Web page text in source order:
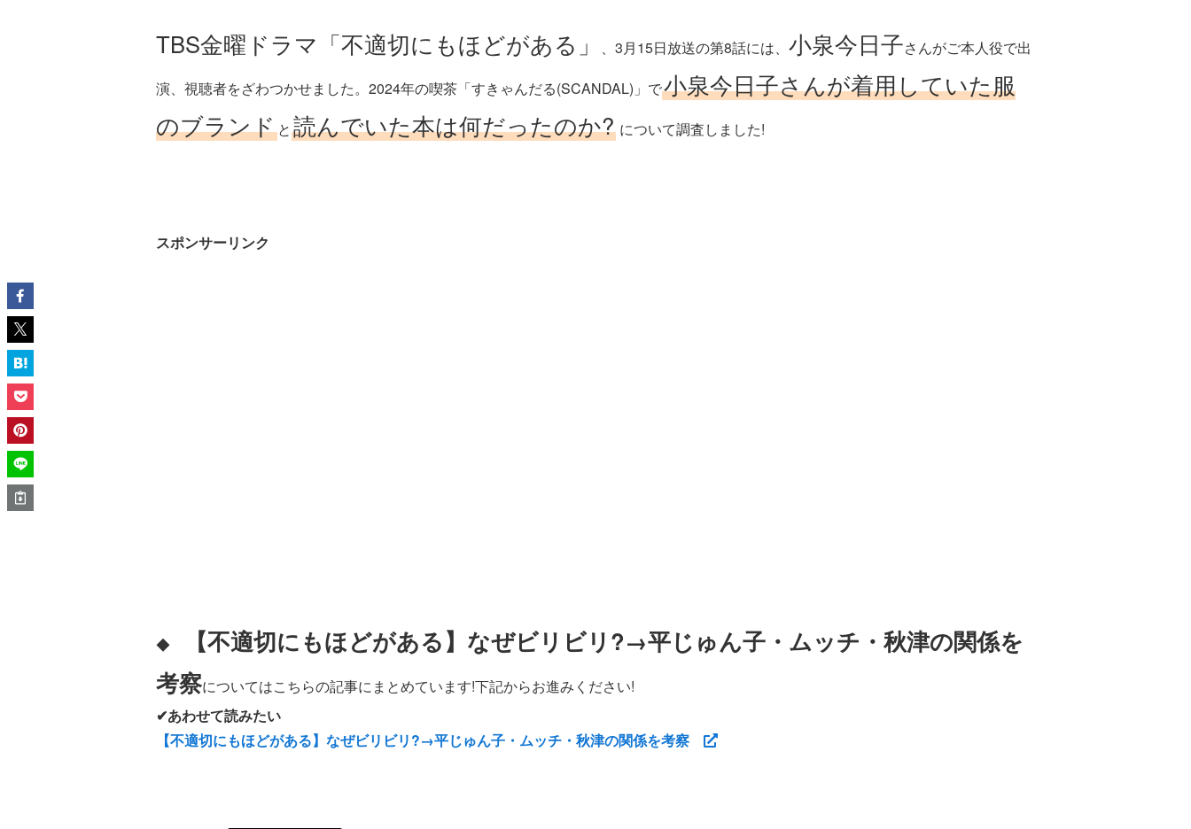
TBS金曜ドラマ「不適切にもほどがある」 、3月15日放送の第8話には、 小泉今日子さんがご本人役で出
演、視聴者をざわつかせました。2024年の喫茶「すきゃんだる(SCANDAL)」で小泉今日子さんが着用していた服
のブランドと 読んでいた本は何だったのか? について調査しました!
スポンサーリンク
◆
【不適切にもほどがある】なぜビリビリ?→平じゅん子・ムッチ・秋津の関係を
考察についてはこちらの記事にまとめています!下記からお進みください!
✔あわせて読みたい
【不適切にもほどがある】なぜビリビリ?→平じゅん子・ムッチ・秋津の関係を考察